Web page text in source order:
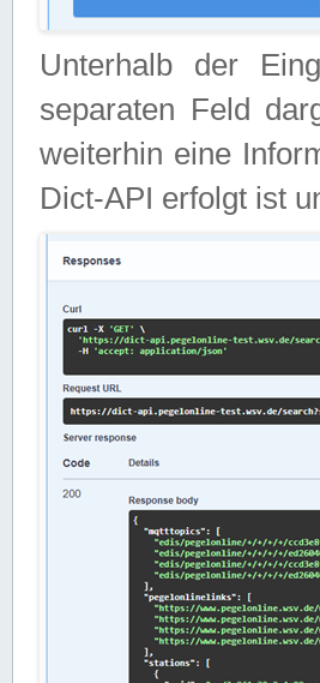
Unterhalb der
separaten Feld
weiterhin eine
Dict-API erfolgt ist